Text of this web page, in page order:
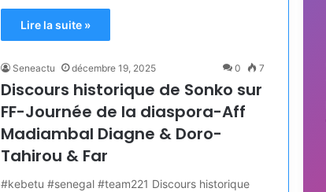
Lire la suite »
Seneactu décembre 19, 2025 0 7
Discours historique de Sonko sur
FF-Journée de la diaspora-Aff
Madiambal Diagne & Doro-
Tahirou & Far
#kebetu #senegal #team221 Discours historique